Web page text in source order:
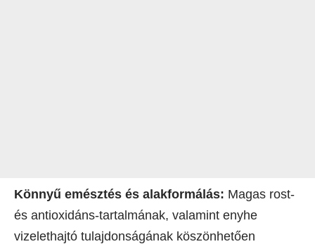
Könnyű emésztés és alakformálás: Magas rost-
és antioxidáns-tartalmának, valamint enyhe
vizelethajtó tulajdonságának köszönhetően